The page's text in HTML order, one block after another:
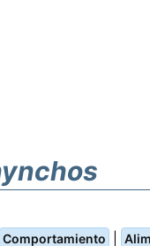
Comportamiento